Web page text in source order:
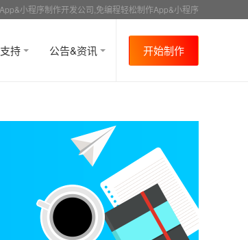
小程序制作开发公司,免编程轻松制作App&小程序
持 公告&资讯 开始制作